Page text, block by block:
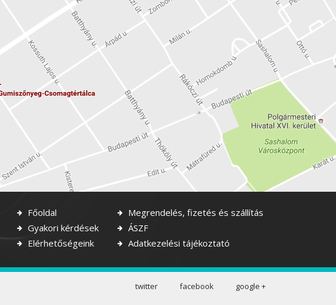
Főoldal
Megrendelés, fizetés és szállítás
Gyakori kérdések
ÁSZF
Elérhetőségeink
Adatkezelési tájékoztató
twitter facebook google +